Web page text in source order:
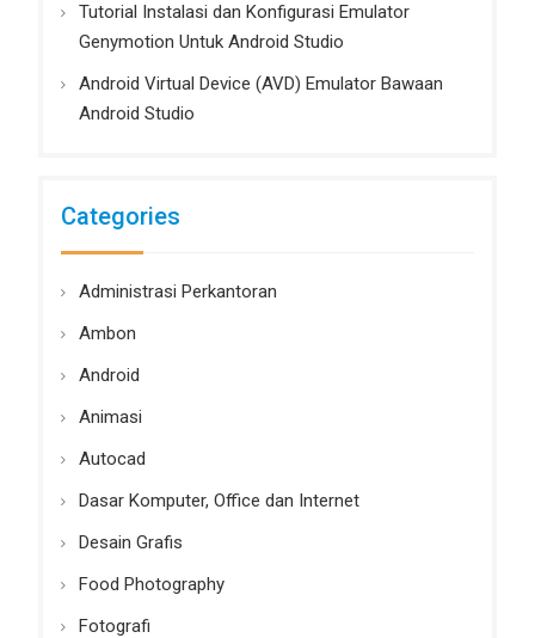
Tutorial Instalasi dan Konfigurasi Emulator
Genymotion Untuk Android Studio
Android Virtual Device (AVD) Emulator Bawaan
Android Studio
Categories
Administrasi Perkantoran
Ambon
Android
Animasi
Autocad
Dasar Komputer, Office dan Internet
Desain Grafis
Food Photography
Fotografi